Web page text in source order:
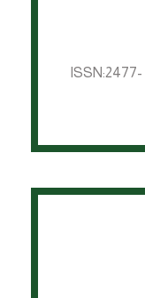
رئيس التــحرير : مصطفى حميداتو ISSN:2477-